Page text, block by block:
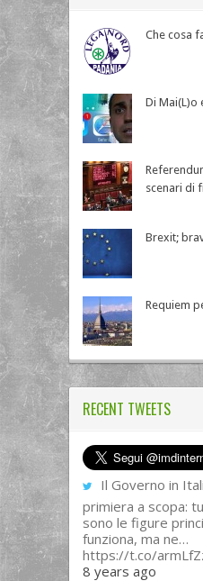
Che cosa
Di Mai(L)o
scenari di
Brexit;
Requiem
RECENT TWEETS
Il Governo in
primiera a scopa:
sono le figure
funziona, ma ne…
https://t.co/
8 years ago